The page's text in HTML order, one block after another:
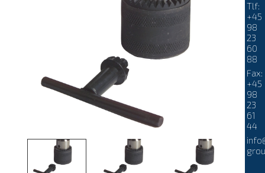
Tlf:
+45
98
23
60
88
Fax:
+45
98
23
61
44